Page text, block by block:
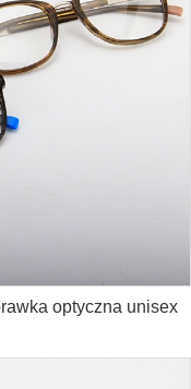
optyczna unisex